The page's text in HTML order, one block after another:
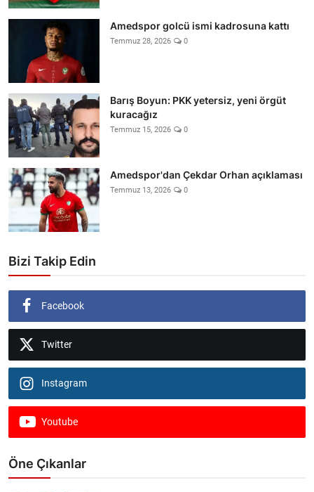
Amedspor golcü ismi kadrosuna kattı
Temmuz 28, 2026 0
Barış Boyun: PKK yetersiz, yeni örgüt
kuracağız
Temmuz 15, 2026 0
Amedspor'dan Çekdar Orhan açıklaması
Temmuz 13, 2026 0
Bizi Takip Edin
Facebook
Twitter
Instagram
Youtube
Öne Çıkanlar